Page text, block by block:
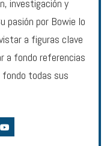
investigación y
pasión por Bowie lo
a figuras clave
a fondo referencias
todas sus